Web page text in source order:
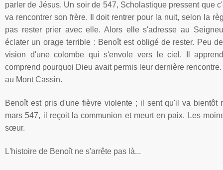
parler de Jésus. Un soir de 547, Scholastique pressent que
va rencontrer son frère. Il doit rentrer pour la nuit, selon la
pas rester prier avec elle. Alors elle s'adresse au
éclater un orage terrible : Benoît est obligé de rester. Peu
vision d'une colombe qui s'envole vers le ciel. Il
comprend pourquoi Dieu avait permis leur dernière rencontre.
au MontCassin.
Benoît est pris d'une fièvre violente ; il sent qu'il va bientôt
mars 547, il reçoit la communion et meurt en paix. Les
sœur.
L'histoire de Benoît ne s'arrête pas là...